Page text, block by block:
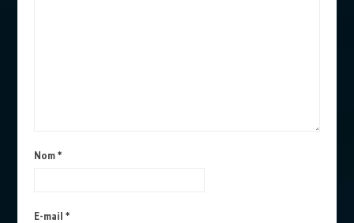
Nom*
E-mail *